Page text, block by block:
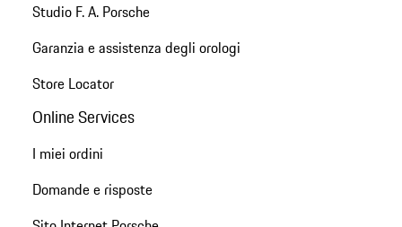
Studio F. A. Porsche
Garanzia e assistenza degli orologi
Store Locator
Online Services
I miei ordini
Domande e risposte